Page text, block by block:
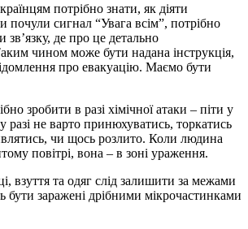
потрібно знати, як діяти
почули сигнал “Увага всім”, потрібно
зв’язку, де про це детально
чином може бути надана інструкція,
про евакуацію. Маємо бути
зробити в разі хімічної атаки – піти у
не варто принюхуватись, торкатись
чи щось розлито. Коли людина
повітрі, вона – в зоні ураження.
взуття та одяг слід залишити за межами
заражені дрібними мікрочастинками